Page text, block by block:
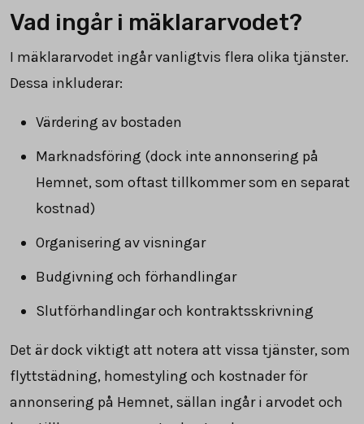
Vad ingår i mäklararvodet?
I mäklararvodet ingår vanligtvis flera olika tjänster.
Dessa inkluderar:
Värdering av bostaden
Marknadsföring (dock inte annonsering på
Hemnet, som oftast tillkommer som en separat
kostnad)
Organisering av visningar
Budgivning och förhandlingar
Slutförhandlingar och kontraktsskrivning
Det är dock viktigt att notera att vissa tjänster, som
flyttstädning, homestyling och kostnader för
annonsering på Hemnet, sällan ingår i arvodet och